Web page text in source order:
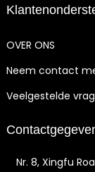
OVER ONS
Neem contact
Veelgestelde
Nr. 8, Xingfu